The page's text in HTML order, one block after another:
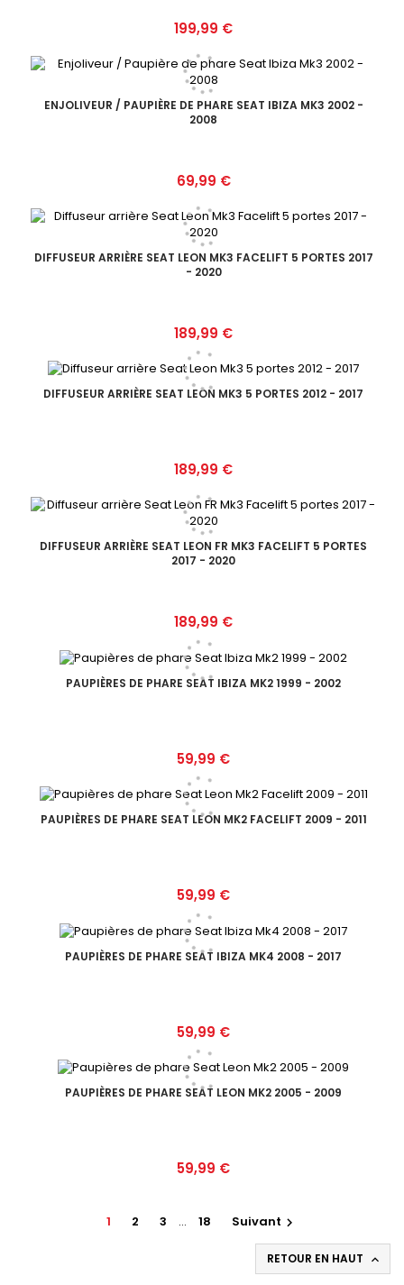
Prix
199,99 €
ENJOLIVEUR / PAUPIÈRE DE PHARE SEAT IBIZA MK3 2002 -
2008
Prix
69,99 €
DIFFUSEUR ARRIÈRE SEAT LEON MK3 FACELIFT 5 PORTES 2017
- 2020
Prix
189,99 €
DIFFUSEUR ARRIÈRE SEAT LEON MK3 5 PORTES 2012 - 2017
Prix
189,99 €
DIFFUSEUR ARRIÈRE SEAT LEON FR MK3 FACELIFT 5 PORTES
2017 - 2020
Prix
189,99 €
PAUPIÈRES DE PHARE SEAT IBIZA MK2 1999 - 2002
Prix
59,99 €
PAUPIÈRES DE PHARE SEAT LEON MK2 FACELIFT 2009 - 2011
Prix
59,99 €
PAUPIÈRES DE PHARE SEAT IBIZA MK4 2008 - 2017
Prix
59,99 €
PAUPIÈRES DE PHARE SEAT LEON MK2 2005 - 2009
Prix
59,99 €
1 2 3 … 18 Suivant 
RETOUR EN HAUT 